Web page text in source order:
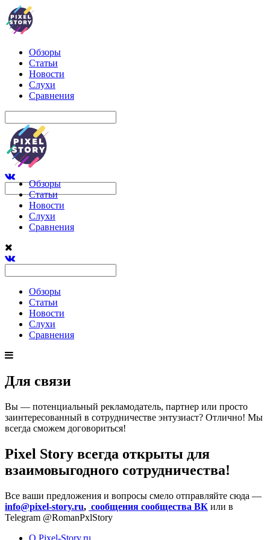
Обзоры
Статьи
Новости
Слухи
Сравнения
Обзоры
Статьи
Новости
Слухи
Сравнения
Обзоры
Статьи
Новости
Слухи
Сравнения
Для связи
Вы — потенциальный рекламодатель, партнер или просто
заинтересованный в сотрудничестве энтузиаст? Отлично! Мы
всегда сможем договориться!
Pixel Story всегда открыты для
взаимовыгодного сотрудничества!
Все ваши предложения и вопросы смело отправляйте сюда —
info@pixel-story.ru, сообщения сообщества ВК или в
Telegram @RomanPxlStory
О Pixel-Story.ru